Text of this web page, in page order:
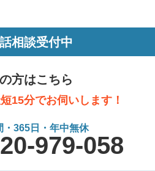
相談受付中
方はこちら
15分でお伺いします！
・365日・年中無休
979-058